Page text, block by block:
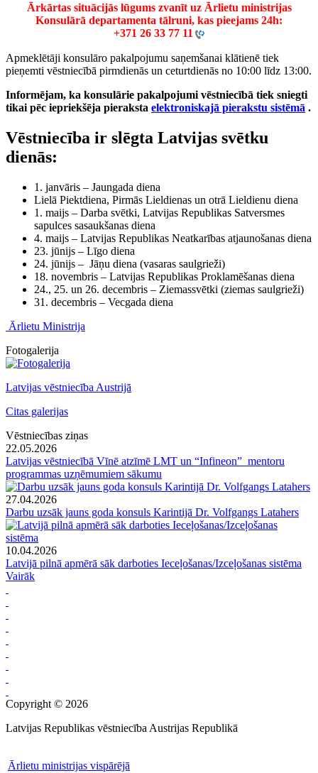
Ārkārtas situācijās lūgums zvanīt uz Ārlietu ministrijas
Konsulārā departamenta tālruni, kas pieejams 24h:
+371 26 33 77 11
Apmeklētāji konsulāro pakalpojumu saņemšanai klātienē tiek
pieņemti vēstniecībā pirmdienās un ceturtdienās no 10:00 līdz 13:00.
Informējam, ka konsulārie pakalpojumi vēstniecībā tiek sniegti
tikai pēc iepriekšēja pieraksta elektroniskajā pierakstu sistēmā .
Vēstniecība ir slēgta Latvijas svētku
dienās:
1. janvāris – Jaungada diena
Lielā Piektdiena, Pirmās Lieldienas un otrā Lieldienu diena
1. maijs – Darba svētki, Latvijas Republikas Satversmes
sapulces sasaukšanas diena
4. maijs – Latvijas Republikas Neatkarības atjaunošanas diena
23. jūnijs – Līgo diena
24. jūnijs – Jāņu diena (vasaras saulgrieži)
18. novembris – Latvijas Republikas Proklamēšanas diena
24., 25. un 26. decembris – Ziemassvētki (ziemas saulgrieži)
31. decembris – Vecgada diena
Ārlietu Ministrija
Fotogalerija
Latvijas vēstniecība Austrijā
Citas galerijas
Vēstniecības ziņas
22.05.2026
Latvijas vēstniecībā Vīnē atzīmē LMT un “Infineon” mentoru
programmas uzņēmumiem sākumu
27.04.2026
Darbu uzsāk jauns goda konsuls Karintijā Dr. Volfgangs Latahers
10.04.2026
Latvijā pilnā apmērā sāk darboties Ieceļošanas/Izceļošanas sistēma
Vairāk
Copyright © 2026
Latvijas Republikas vēstniecība Austrijas Republikā
Ārlietu ministrijas vispārējā